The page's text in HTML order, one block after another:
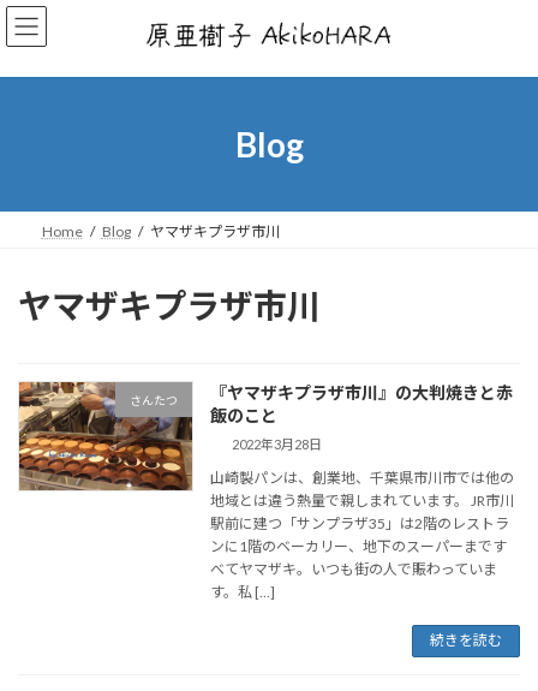
コ
ン
ン
ナ
ビ
ー
Blog
Home Blog ヤマザキプラザ市川
ヤマザキプラザ市川
さんたつ
『ヤマザキプラザ市川』の大判焼きと赤
飯のこと
2022年3月28日
山崎製パンは、創業地、千葉県市川市では他の
地域とは違う熱量で親しまれています。 JR市川
駅前に建つ「サンプラザ35」は2階のレストラ
ンに1階のベーカリー、地下のスーパーまです
べてヤマザキ。いつも街の人で賑わっていま
す。私 […]
続きを読む